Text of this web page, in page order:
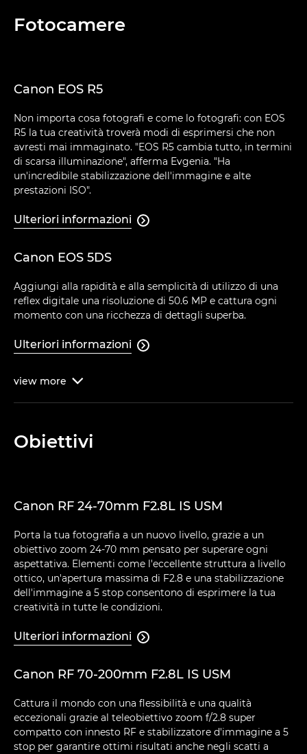
Fotocamere
Canon EOS R5
Non importa cosa fotografi e come lo fotografi: con EOS
R5 la tua creatività troverà modi di esprimersi che non
avresti mai immaginato. "EOS R5 cambia tutto, in termini
di scarsa illuminazione", afferma Evgenia. "Ha
un'incredibile stabilizzazione dell'immagine e alte
prestazioni ISO".
Ulteriori informazioni 
Canon EOS 5DS
Aggiungi alla rapidità e alla semplicità di utilizzo di una
reflex digitale una risoluzione di 50.6 MP e cattura ogni
momento con una ricchezza di dettagli superba.
Ulteriori informazioni 
view more 
Obiettivi
Canon RF 24-70mm F2.8L IS USM
Porta la tua fotografia a un nuovo livello, grazie a un
obiettivo zoom 24-70 mm pensato per superare ogni
aspettativa. Elementi come l'eccellente struttura a livello
ottico, un'apertura massima di F2.8 e una stabilizzazione
dell'immagine a 5 stop consentono di esprimere la tua
creatività in tutte le condizioni.
Ulteriori informazioni 
Canon RF 70-200mm F2.8L IS USM
Cattura il mondo con una flessibilità e una qualità
eccezionali grazie al teleobiettivo zoom f/2.8 super
compatto con innesto RF e stabilizzatore d'immagine a 5
stop per garantire ottimi risultati anche negli scatti a